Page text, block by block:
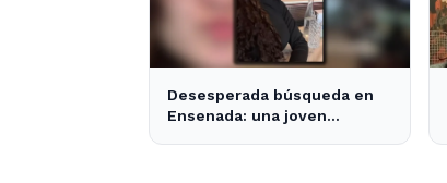
Desesperada búsqueda en
Ensenada: una joven